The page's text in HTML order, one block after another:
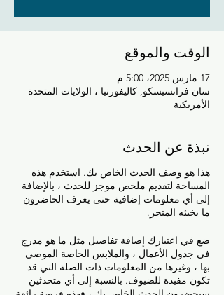
الوقت والموقع
17 مارس 2025، 5:00 م
سان فرانسيسكو, كاليفورنيا ، الولايات المتحدة
الأمريكية
نبذة عن الحدث
هذا هو وصف الحدث الخاص بك. استخدم هذه
المساحة لتقديم ملخص موجز للحدث ، بالإضافة
إلى أي معلومات إضافية حتى يعرف الحاضرون
ما يخبئه المتجر.
ضع في اعتبارك إضافة تفاصيل مثل ما هو مدرج
في جدول الأعمال ، والملابس الخاصة الموصى
بها ، وغيرها من المعلومات ذات الصلة التي قد
تكون مفيدة للضيوف. بالنسبة إلى أي متحدثين